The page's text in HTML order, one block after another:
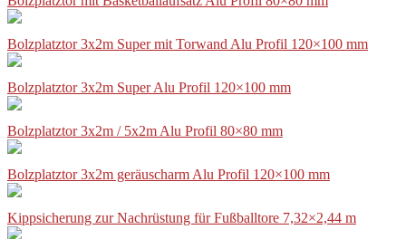
Bolzplatztor 3x2m Super mit Torwand Alu Profil 120×100 mm
Bolzplatztor 3x2m Super Alu Profil 120×100 mm
Bolzplatztor 3x2m / 5x2m Alu Profil 80×80 mm
Bolzplatztor 3x2m geräuscharm Alu Profil 120×100 mm
Kippsicherung zur Nachrüstung für Fußballtore 7,32×2,44 m